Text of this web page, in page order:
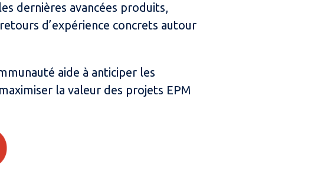
dernières avancées produits,
d’expérience concrets autour
aide à anticiper les
la valeur des projets EPM